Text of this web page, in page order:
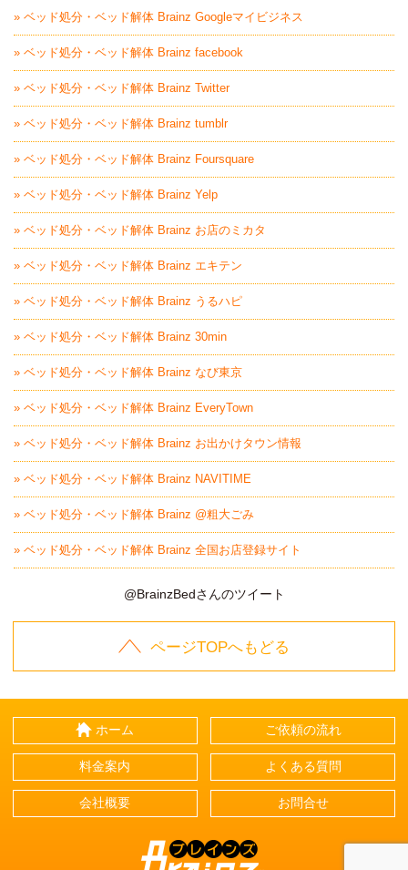
» ベッド処分・ベッド解体 Brainz Googleマイビジネス
» ベッド処分・ベッド解体 Brainz facebook
» ベッド処分・ベッド解体 Brainz Twitter
» ベッド処分・ベッド解体 Brainz tumblr
» ベッド処分・ベッド解体 Brainz Foursquare
» ベッド処分・ベッド解体 Brainz Yelp
» ベッド処分・ベッド解体 Brainz お店のミカタ
» ベッド処分・ベッド解体 Brainz エキテン
» ベッド処分・ベッド解体 Brainz うるハピ
» ベッド処分・ベッド解体 Brainz 30min
» ベッド処分・ベッド解体 Brainz なび東京
» ベッド処分・ベッド解体 Brainz EveryTown
» ベッド処分・ベッド解体 Brainz お出かけタウン情報
» ベッド処分・ベッド解体 Brainz NAVITIME
» ベッド処分・ベッド解体 Brainz @粗大ごみ
» ベッド処分・ベッド解体 Brainz 全国お店登録サイト
@BrainzBedさんのツイート
ページTOPへもどる
ホーム ご依頼の流れ
料金案内 よくある質問
会社概要 お問合せ